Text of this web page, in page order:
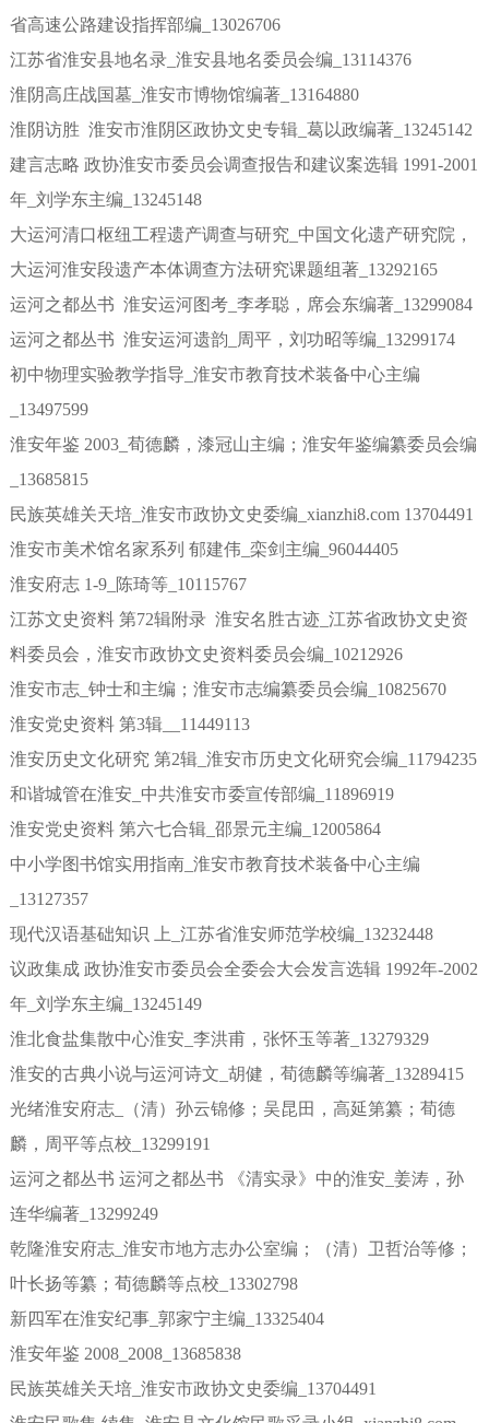
省高速公路建设指挥部编_13026706
江苏省淮安县地名录_淮安县地名委员会编_13114376
淮阴高庄战国墓_淮安市博物馆编著_13164880
淮阴访胜 淮安市淮阴区政协文史专辑_葛以政编著_13245142
建言志略 政协淮安市委员会调查报告和建议案选辑 1991-2001
年_刘学东主编_13245148
大运河清口枢纽工程遗产调查与研究_中国文化遗产研究院，
大运河淮安段遗产本体调查方法研究课题组著_13292165
运河之都丛书 淮安运河图考_李孝聪，席会东编著_13299084
运河之都丛书 淮安运河遗韵_周平，刘功昭等编_13299174
初中物理实验教学指导_淮安市教育技术装备中心主编
_13497599
淮安年鉴 2003_荀德麟，漆冠山主编；淮安年鉴编纂委员会编
_13685815
民族英雄关天培_淮安市政协文史委编_xianzhi8.com 13704491
淮安市美术馆名家系列 郁建伟_栾剑主编_96044405
淮安府志 1-9_陈琦等_10115767
江苏文史资料 第72辑附录 淮安名胜古迹_江苏省政协文史资
料委员会，淮安市政协文史资料委员会编_10212926
淮安市志_钟士和主编；淮安市志编纂委员会编_10825670
淮安党史资料 第3辑__11449113
淮安历史文化研究 第2辑_淮安市历史文化研究会编_11794235
和谐城管在淮安_中共淮安市委宣传部编_11896919
淮安党史资料 第六七合辑_邵景元主编_12005864
中小学图书馆实用指南_淮安市教育技术装备中心主编
_13127357
现代汉语基础知识 上_江苏省淮安师范学校编_13232448
议政集成 政协淮安市委员会全委会大会发言选辑 1992年-2002
年_刘学东主编_13245149
淮北食盐集散中心淮安_李洪甫，张怀玉等著_13279329
淮安的古典小说与运河诗文_胡健，荀德麟等编著_13289415
光绪淮安府志_（清）孙云锦修；吴昆田，高延第纂；荀德
麟，周平等点校_13299191
运河之都丛书 运河之都丛书 《清实录》中的淮安_姜涛，孙
连华编著_13299249
乾隆淮安府志_淮安市地方志办公室编；（清）卫哲治等修；
叶长扬等纂；荀德麟等点校_13302798
新四军在淮安纪事_郭家宁主编_13325404
淮安年鉴 2008_2008_13685838
民族英雄关天培_淮安市政协文史委编_13704491